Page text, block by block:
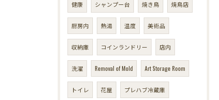
健康 シャンプー台 焼き鳥 焼鳥店
厨房内 熱湯 温度 美術品
収納庫 コインランドリー 店内
洗濯 Removal of Mold Art Storage Room
トイレ 花屋 プレハブ冷蔵庫